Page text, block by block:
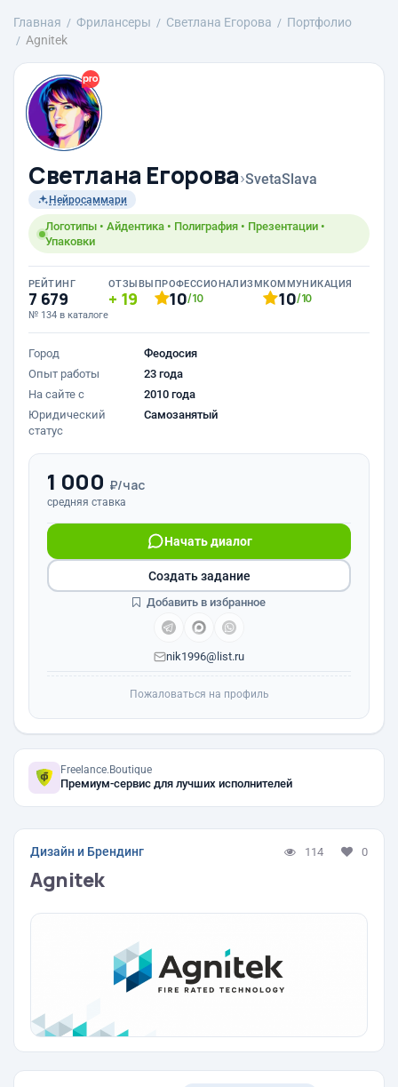
Главная Фрилансеры Светлана Егорова
Портфолио
Agnitek
Светлана Егорова›SvetaSlava
Нейросаммари
Логотипы • Айдентика • Полиграфия • Презентации •
Упаковки
РЕЙТИНГ
7 679
№ 134 в каталоге
ОТЗЫВЫ
19
ПРОФЕССИОНАЛИЗМ
10/10
КОММУНИКАЦИЯ
10/10
Город
Феодосия
Опыт работы
23 года
На сайте с
2010 года
Юридический
статус
Самозанятый
1 000 ₽/час
средняя ставка
Начать диалог
nik1996@list.ru
Создать задание
Добавить в избранное
Пожаловаться на профиль
Freelance.Boutique
Премиум-сервис для лучших исполнителей
Дизайн и Брендинг 114 0
Agnitek